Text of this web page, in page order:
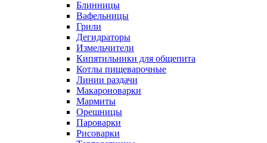
Блинницы
Вафельницы
Грили
Дегидраторы
Измельчители
Кипятильники для общепита
Котлы пищеварочные
Линии раздачи
Макароноварки
Мармиты
Орешницы
Пароварки
Рисоварки